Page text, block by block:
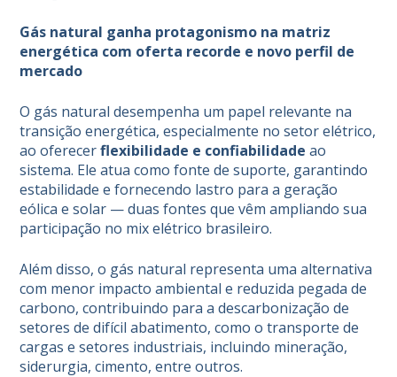
Gás natural ganha protagonismo na matriz
energética com oferta recorde e novo perfil de
mercado
O gás natural desempenha um papel relevante na
transição energética, especialmente no setor elétrico,
ao oferecerflexibilidade e confiabilidade ao
sistema. Ele atua como fonte de suporte, garantindo
estabilidade e fornecendo lastro para a geração
eólica e solar — duas fontes que vêm ampliando sua
participação no mix elétrico brasileiro.
Além disso, o gás natural representa uma alternativa
com menor impacto ambiental e reduzida pegada de
carbono, contribuindo para a descarbonização de
setores de difícil abatimento, como o transporte de
cargas e setores industriais, incluindo mineração,
siderurgia, cimento, entre outros.